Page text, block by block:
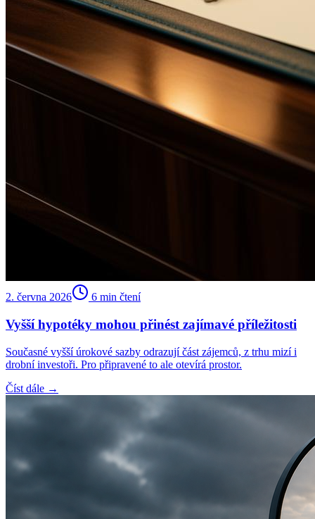
2. června 2026 6 min čtení
Vyšší hypotéky mohou přinést zajímavé příležitosti
Současné vyšší úrokové sazby odrazují část zájemců, z trhu mizí i
drobní investoři. Pro připravené to ale otevírá prostor.
Číst dále →